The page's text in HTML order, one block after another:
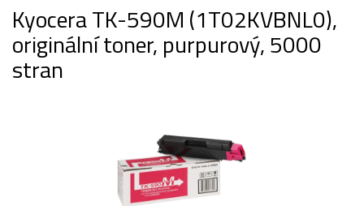
Kyocera TK-590M (1T02KVBNL0),
originální toner, purpurový, 5000
stran